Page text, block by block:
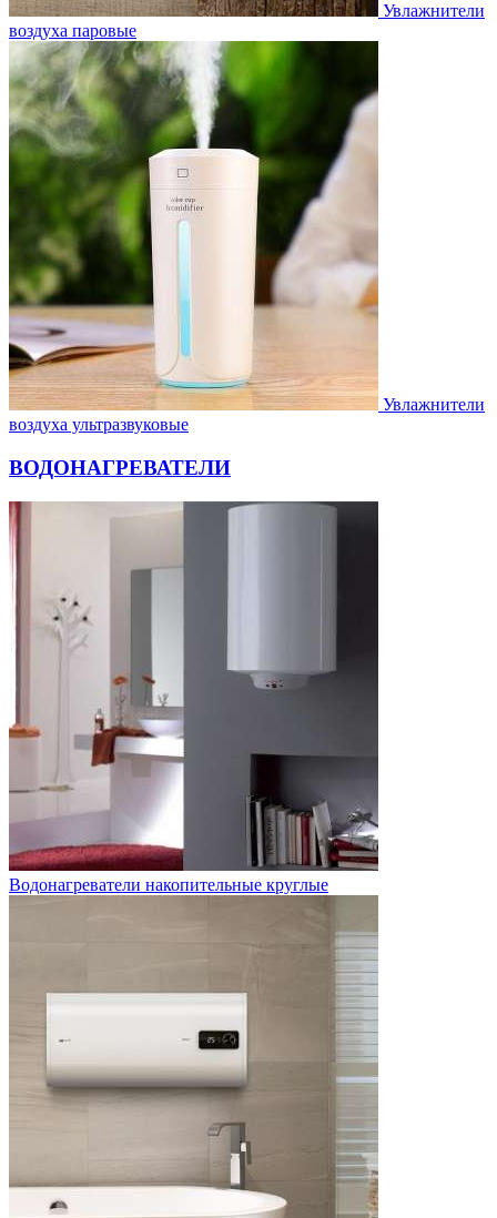
Увлажнители
воздуха паровые
Увлажнители
воздуха ультразвуковые
ВОДОНАГРЕВАТЕЛИ
Водонагреватели накопительные круглые